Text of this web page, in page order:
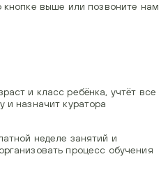
кнопке выше или позвоните нам
и класс ребёнка, учтёт все
и назначит куратора
неделе занятий и
процесс обучения